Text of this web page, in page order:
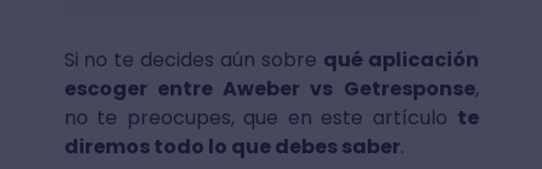
Si no te decides aún sobre qué aplicación
escoger entre Aweber vs Getresponse,
no te preocupes, que en este artículo te
diremos todo lo que debes saber.